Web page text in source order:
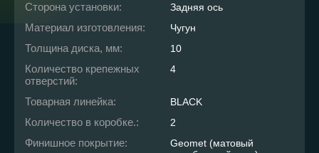
Сторона установки: Задняя ось
Материал изготовления: Чугун
Толщина диска, мм: 10
Количество крепежных
отверстий:
4
Товарная линейка: BLACK
Количество в коробке.: 2
Финишное покрытие:
Geomet (матовый